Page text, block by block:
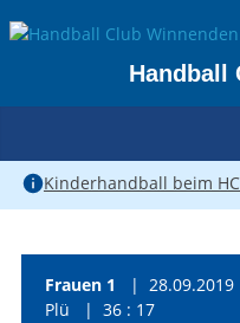
Handball
Kinderhandball beim
Frauen 1
|
Plü | 36 : 17